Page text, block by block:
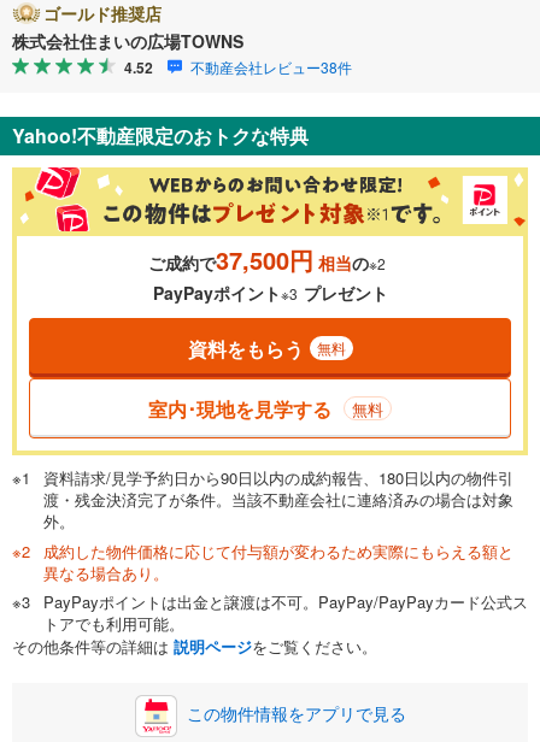
ゴールド推奨店
株式会社住まいの広場TOWNS
4.52 不動産会社レビュー38件
Yahoo!不動産限定のおトクな特典
ご成約で37,500円 相当の※2
PayPayポイント※3 プレゼント
資料をもらう 無料
室内･現地を見学する 無料
資料請求/見学予約日から90日以内の成約報告、180日以内の物件引
渡・残金決済完了が条件。当該不動産会社に連絡済みの場合は対象
外。
成約した物件価格に応じて付与額が変わるため実際にもらえる額と
異なる場合あり。
PayPayポイントは出金と譲渡は不可。PayPay/PayPayカード公式ス
トアでも利用可能。
その他条件等の詳細は 説明ページをご覧ください。
この物件情報をアプリで見る